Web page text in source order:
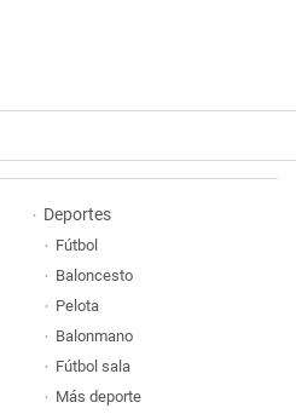
Deportes
Fútbol
Baloncesto
Pelota
Balonmano
Fútbol sala
Más deporte